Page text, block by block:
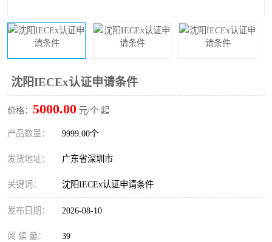
沈阳IECEx认证申请条件
价格： 5000.00 元/个 起
产品数量： 9999.00个
发货地址： 广东省深圳市
关键词： 沈阳IECEx认证申请条件
发布日期： 2026-08-10
阅 读 量： 39